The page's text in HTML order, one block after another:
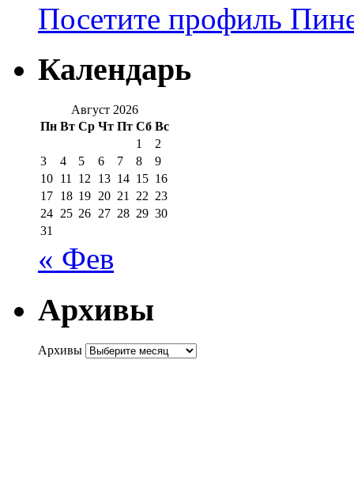
Посетите профиль
Календарь
Август 2026
Пн Вт Ср Чт Пт Сб Вс
1
2
3
4 5 6 7 8
9
10 11 12 13 14 15 16
17 18 19 20 21 22 23
24 25 26 27 28 29 30
31
« Фев
Архивы
Архивы